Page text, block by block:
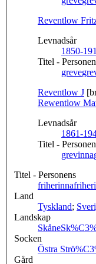
Reventlow
Levnadsår
1850-
Titel -
greve
Reventlow J
Rewentlow
Levnadsår
1861-
Titel -
grevinna
Titel - Personens
friherinna
Land
Tyskland;
Landskap
Skåne
Socken
Östra Strö
Gård